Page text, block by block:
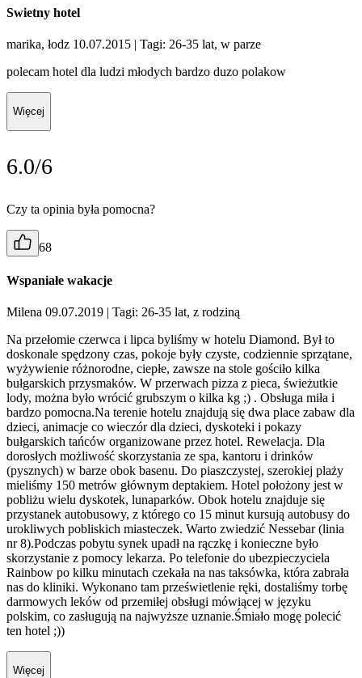
Swietny hotel
marika, łodz 10.07.2015 | Tagi: 26-35 lat, w parze
polecam hotel dla ludzi młodych bardzo duzo polakow
Więcej
6.0/6
Czy ta opinia była pomocna?
68
Wspaniałe wakacje
Milena 09.07.2019 | Tagi: 26-35 lat, z rodziną
Na przełomie czerwca i lipca byliśmy w hotelu Diamond. Był to
doskonale spędzony czas, pokoje były czyste, codziennie sprzątane,
wyżywienie różnorodne, ciepłe, zawsze na stole gościło kilka
bułgarskich przysmaków. W przerwach pizza z pieca, świeżutkie
lody, można było wrócić grubszym o kilka kg ;) . Obsługa miła i
bardzo pomocna.Na terenie hotelu znajdują się dwa place zabaw dla
dzieci, animacje co wieczór dla dzieci, dyskoteki i pokazy
bułgarskich tańców organizowane przez hotel. Rewelacja. Dla
dorosłych możliwość skorzystania ze spa, kantoru i drinków
(pysznych) w barze obok basenu. Do piaszczystej, szerokiej plaży
mieliśmy 150 metrów głównym deptakiem. Hotel położony jest w
pobliżu wielu dyskotek, lunaparków. Obok hotelu znajduje się
przystanek autobusowy, z którego co 15 minut kursują autobusy do
urokliwych pobliskich miasteczek. Warto zwiedzić Nessebar (linia
nr 8).Podczas pobytu synek upadł na rączkę i konieczne było
skorzystanie z pomocy lekarza. Po telefonie do ubezpieczyciela
Rainbow po kilku minutach czekała na nas taksówka, która zabrała
nas do kliniki. Wykonano tam prześwietlenie ręki, dostaliśmy torbę
darmowych leków od przemiłej obsługi mówiącej w języku
polskim, co zasługują na najwyższe uznanie.Śmiało mogę polecić
ten hotel ;))
Więcej